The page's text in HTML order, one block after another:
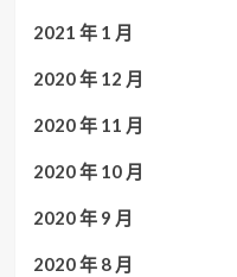
2021 年 1 月
2020 年 12 月
2020 年 11 月
2020 年 10 月
2020 年 9 月
2020 年 8 月